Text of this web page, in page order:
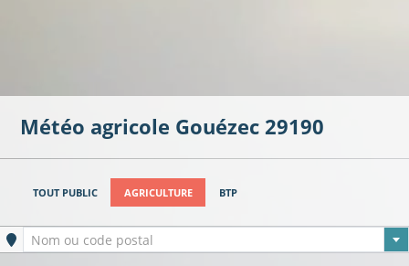
Météo agricole Gouézec 29190
TOUT PUBLIC AGRICULTURE BTP
Ville sélectionnée
Nom ou code postal